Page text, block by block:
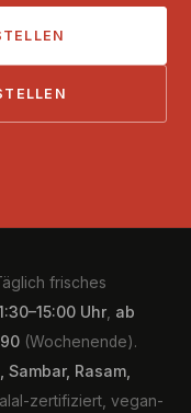
frisches
Uhr, ab
(Wochenende).
Sambar, Rasam,
zertifiziert, vegan-